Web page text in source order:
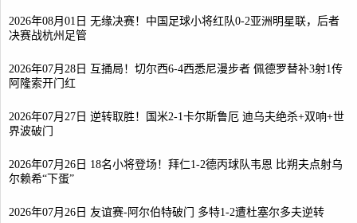
2026年08月01日 无缘决赛！中国足球小将红队0-2亚洲明星联，后者
决赛战杭州足管
2026年07月28日 互捅局！切尔西6-4西悉尼漫步者 佩德罗替补3射1传
阿隆索开门红
2026年07月27日 逆转取胜！国米2-1卡尔斯鲁厄 迪乌夫绝杀+双响+世
界波破门
2026年07月26日 18名小将登场！拜仁1-2德丙球队韦恩 比朔夫点射乌
尔赖希“下蛋”
2026年07月26日 友谊赛-阿尔伯特破门 多特1-2遭杜塞尔多夫逆转